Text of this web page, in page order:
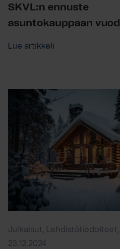
SKVL:n ennuste
asuntokauppaan
Lue artikkeli
Julkaisut, Lehdistötiedotteet,
23.12.2024